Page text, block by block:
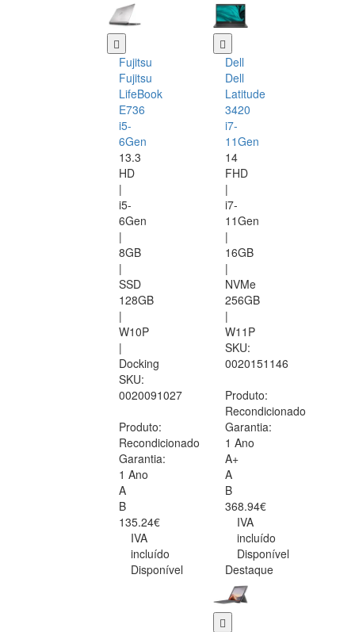
Fujitsu
Fujitsu
LifeBook
E736
i5-
6Gen
13.3
HD
|
i5-
6Gen
|
8GB
|
SSD
128GB
|
W10P
|
Docking
SKU:
0020091027
Produto:
Recondicionado
Garantia:
1 Ano
A
B
135.24€
IVA
incluído
Disponível
Dell
Dell
Latitude
3420
i7-
11Gen
14
FHD
|
i7-
11Gen
|
16GB
|
NVMe
256GB
|
W11P
SKU:
0020151146
Produto:
Recondicionado
Garantia:
1 Ano
A+
A
B
368.94€
IVA
incluído
Disponível
Destaque